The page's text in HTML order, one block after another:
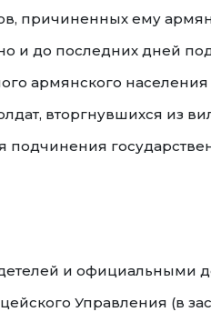
причиненных ему
и до последних дней
армянского
вторгнувшихся из
и официальными
Управления (в